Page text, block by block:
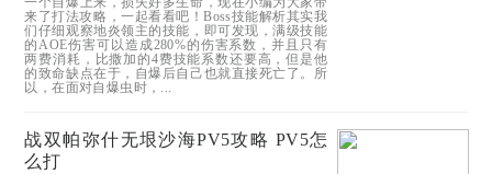
来了打法攻略，一起看看吧！Boss技能解析其实我
们仔细观察地炎领主的技能，即可发现，满级技能
的AOE伤害可以造成280%的伤害系数，并且只有
两费消耗，比撒加的4费技能系数还要高，但是他
的致命缺点在于，自爆后自己也就直接死亡了。所
以，在面对自爆虫时，...
战双帕弥什无垠沙海PV5攻略 PV5怎
么打